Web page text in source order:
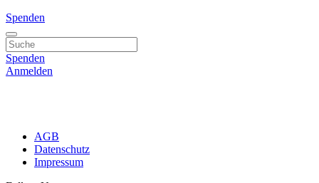
Spenden
Spenden
Anmelden
AGB
Datenschutz
Impressum